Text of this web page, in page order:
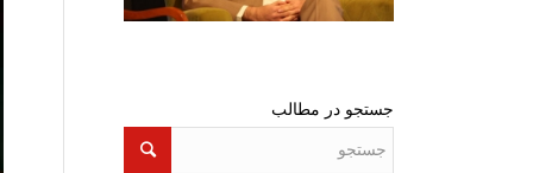
جستجو در مطالب